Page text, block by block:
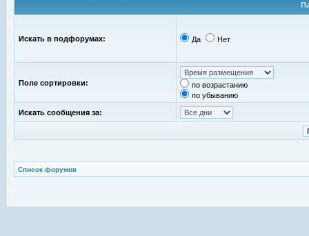
Искать в подфорумах: Да Нет
Поле сортировки:
по возрастанию
по убыванию
Искать сообщения за:
Список форумов